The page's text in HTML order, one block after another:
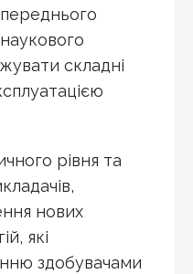
складні
рівня та
нових
які
здобувачами